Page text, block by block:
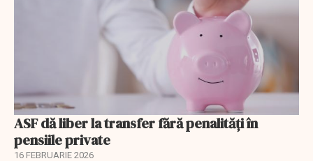
ASF dă liber la transfer fără penalități în
pensiile private
16 FEBRUARIE 2026